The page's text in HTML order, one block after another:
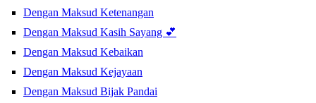
Dengan Maksud Ketenangan
Dengan Maksud Kasih Sayang 💕
Dengan Maksud Kebaikan
Dengan Maksud Kejayaan
Dengan Maksud Bijak Pandai